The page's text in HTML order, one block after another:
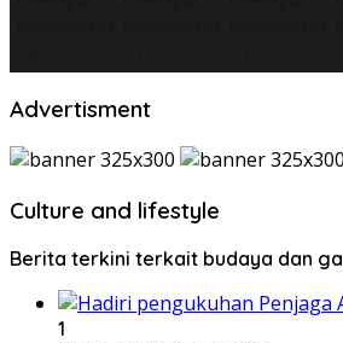
Advertisment
Culture and lifestyle
Berita terkini terkait budaya dan
1